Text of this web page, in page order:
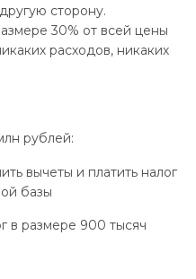
сторону.
30% от всей цены
расходов, никаких
рублей:
вычеты и платить налог
базы
в размере 900 тысяч